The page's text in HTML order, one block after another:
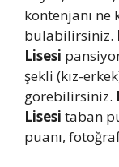
kontenjanı
bulabilirsiniz.
Lisesi
şekli (kız-
görebilirsiniz.
Lisesi taban
puanı,